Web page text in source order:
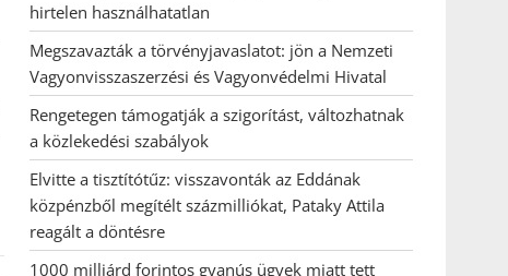
hirtelen használhatatlan
Megszavazták a törvényjavaslatot: jön a Nemzeti
Vagyonvisszaszerzési és Vagyonvédelmi Hivatal
Rengetegen támogatják a szigorítást, változhatnak
a közlekedési szabályok
Elvitte a tisztítótűz: visszavonták az Eddának
közpénzből megítélt százmilliókat, Pataky Attila
reagált a döntésre
1000 milliárd forintos gyanús ügyek miatt tett